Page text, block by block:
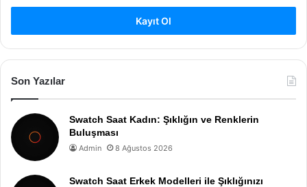
Kayıt Ol
Son Yazılar
Swatch Saat Kadın: Şıklığın ve Renklerin
Buluşması
Admin 8 Ağustos 2026
Swatch Saat Erkek Modelleri ile Şıklığınızı